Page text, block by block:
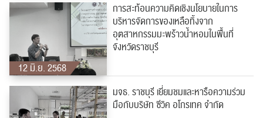
12 มิ.ย. 2568
การสะท้อนความคิดเชิงนโยบายในการ
บริหารจัดการของเหลือทิ้งจาก
อุตสาหกรรมมะพร้าวน้ำหอมในพื้นที่
จังหวัดราชบุรี
มจธ. ราชบุรี เยี่ยมชมและหารือความร่วม
มือกับบริษัท ซีวิค อโกรเทค จำกัด